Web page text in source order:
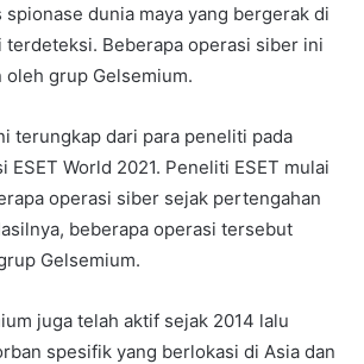
spionase dunia maya yang bergerak di
terdeteksi. Beberapa operasi siber ini
grup Gelsemium.
terungkap dari para peneliti pada
ESET World 2021. Peneliti ESET mulai
operasi siber sejak pertengahan
beberapa operasi tersebut
Gelsemium.
juga telah aktif sejak 2014 lalu
spesifik yang berlokasi di Asia dan